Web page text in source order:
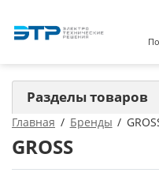
Главная Бренды
GROSS
Разделы товаров